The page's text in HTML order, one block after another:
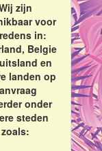
zijn
voor
in:
Belgie
en
landen op
onder
steden
zoals: